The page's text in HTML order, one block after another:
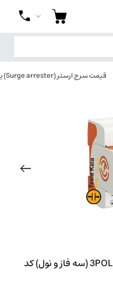
قیمت سرج ارستر (Surge arrester) یا برقگیر تابلویی
سرج ارستر OBO سری 3POLE+NPE ،V20 (سه فاز و نول) کد